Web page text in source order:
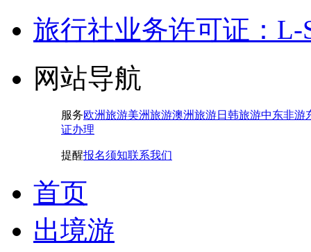
旅行社业务许可证：L-
网站导航
服务欧洲旅游美洲旅游澳洲旅游日韩旅游中东非游
证办理
提醒报名须知联系我们
首页
出境游